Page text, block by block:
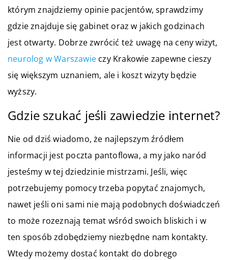
którym znajdziemy opinie pacjentów, sprawdzimy
gdzie znajduje się gabinet oraz w jakich godzinach
jest otwarty. Dobrze zwrócić też uwagę na ceny wizyt,
neurolog w Warszawie czy Krakowie zapewne cieszy
się większym uznaniem, ale i koszt wizyty będzie
wyższy.
Gdzie szukać jeśli zawiedzie internet?
Nie od dziś wiadomo, że najlepszym źródłem
informacji jest poczta pantoflowa, a my jako naród
jesteśmy w tej dziedzinie mistrzami. Jeśli, więc
potrzebujemy pomocy trzeba popytać znajomych,
nawet jeśli oni sami nie mają podobnych doświadczeń
to może rozeznają temat wśród swoich bliskich i w
ten sposób zdobędziemy niezbędne nam kontakty.
Wtedy możemy dostać kontakt do dobrego